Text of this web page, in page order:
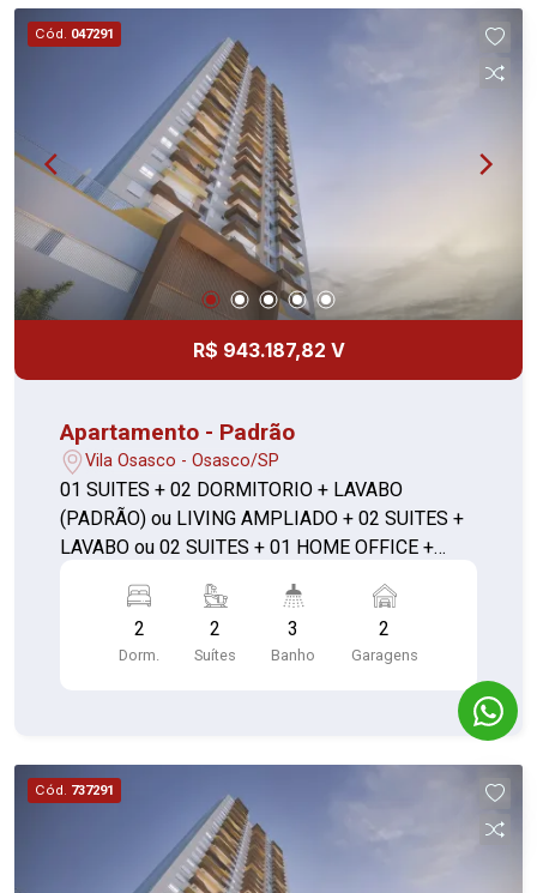
Cód. 047291
R$ 943.187,82 V
Apartamento - Padrão
Vila Osasco - Osasco/SP
01 SUITES + 02 DORMITORIO + LAVABO
(PADRÃO) ou LIVING AMPLIADO + 02 SUITES +
LAVABO ou 02 SUITES + 01 HOME OFFICE +
2
Dorm.
2
Suítes
3
Banho
2
Garagens
Cód. 737291